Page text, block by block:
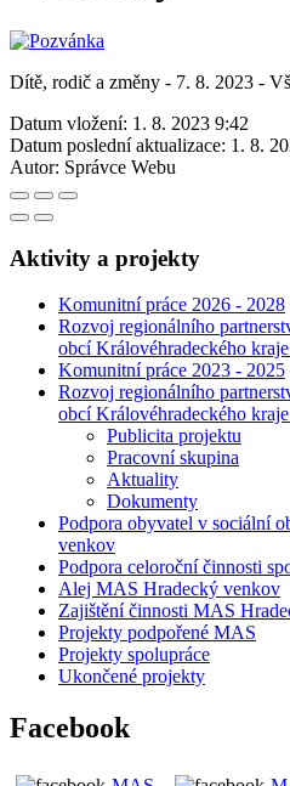
Dítě, rodič a změny - 7. 8. 2023 -
Datum vložení: 1. 8. 2023 9:42
Datum poslední aktualizace: 1. 8.
Autor: Správce Webu
Aktivity a projekty
Komunitní práce 2026 - 2028
Rozvoj regionálního
obcí Královéhradeckého
Komunitní práce 2023 - 2025
Rozvoj regionálního
obcí Královéhradeckého
Publicita projektu
Pracovní skupina
Aktuality
Dokumenty
Podpora obyvatel v sociální
venkov
Podpora celoroční činnosti
Alej MAS Hradecký venkov
Zajištění činnosti MAS
Projekty podpořené MAS
Projekty spolupráce
Ukončené projekty
Facebook